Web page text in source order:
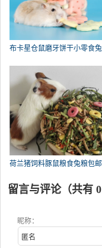
布卡星仓鼠磨牙饼干小零食
荷兰猪饲料豚鼠粮食兔粮包
留言与评论（共有 0
昵称：